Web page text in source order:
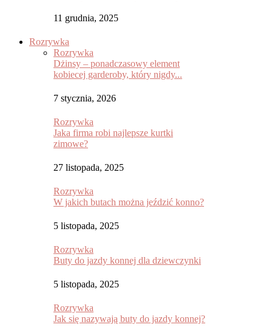
11 grudnia, 2025
Rozrywka
Rozrywka
Dżinsy – ponadczasowy element
kobiecej garderoby, który nigdy...
7 stycznia, 2026
Rozrywka
Jaka firma robi najlepsze kurtki
zimowe?
27 listopada, 2025
Rozrywka
W jakich butach można jeździć konno?
5 listopada, 2025
Rozrywka
Buty do jazdy konnej dla dziewczynki
5 listopada, 2025
Rozrywka
Jak się nazywają buty do jazdy konnej?